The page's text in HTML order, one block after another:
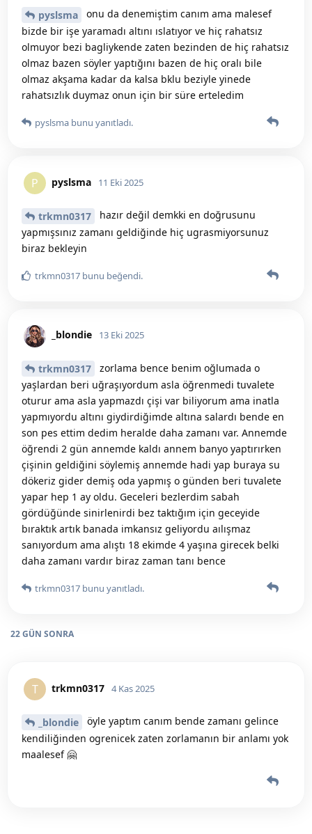
pyslsma
onu da denemiştim canım ama malesef
bizde bir işe yaramadı altını ıslatıyor ve hiç rahatsız
olmuyor bezi bagliykende zaten bezinden de hiç rahatsız
olmaz bazen söyler yaptığını bazen de hiç oralı bile
olmaz akşama kadar da kalsa bklu beziyle yinede
rahatsızlık duymaz onun için bir süre erteledim
pyslsma bunu yanıtladı.
P pyslsma 11 Eki 2025
trkmn0317
hazır değil demkki en doğrusunu
yapmışsınız zamanı geldiğinde hiç ugrasmiyorsunuz
biraz bekleyin
trkmn0317 bunu beğendi.
_blondie 13 Eki 2025
trkmn0317
zorlama bence benim oğlumada o
yaşlardan beri uğraşıyordum asla öğrenmedi tuvalete
oturur ama asla yapmazdı çişi var biliyorum ama inatla
yapmıyordu altını giydirdiğimde altına salardı bende en
son pes ettim dedim heralde daha zamanı var. Annemde
öğrendi 2 gün annemde kaldı annem banyo yaptırırken
çişinin geldiğini söylemiş annemde hadi yap buraya su
dökeriz gider demiş oda yapmış o günden beri tuvalete
yapar hep 1 ay oldu. Geceleri bezlerdim sabah
gördüğünde sinirlenirdi bez taktığım için geceyide
bıraktık artık banada imkansız geliyordu aılışmaz
sanıyordum ama alıştı 18 ekimde 4 yaşına girecek belki
daha zamanı vardır biraz zaman tanı bence
trkmn0317 bunu yanıtladı.
22 GÜN SONRA
T trkmn0317 4 Kas 2025
_blondie
öyle yaptım canım bende zamanı gelince
kendiliğinden ogrenicek zaten zorlamanın bir anlamı yok
maalesef 🤗